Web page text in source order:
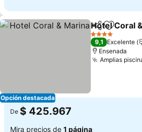
Opción destacada
Compartir
Agregar
Hotel Coral
4 Estrellas
9,1 Excelente
Ensenada
Amplias
De $ 425.967
Mira precios de 1 página